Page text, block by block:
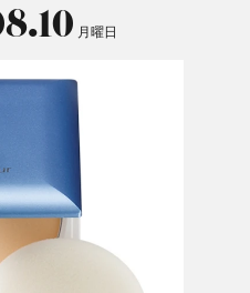
月曜日